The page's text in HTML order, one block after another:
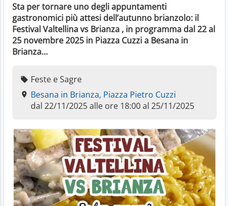
Sta per tornare uno degli appuntamenti
gastronomici più attesi dell’autunno brianzolo: il
Festival Valtellina vs Brianza , in programma dal 22 al
25 novembre 2025 in Piazza Cuzzi a Besana in
Brianza…
Feste e Sagre
Besana in Brianza, Piazza Pietro Cuzzi
dal 22/11/2025 alle ore 18:00 al 25/11/2025